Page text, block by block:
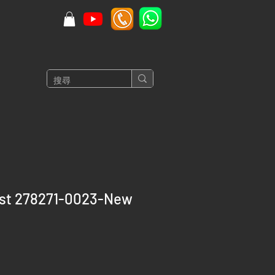
278271-0023-New